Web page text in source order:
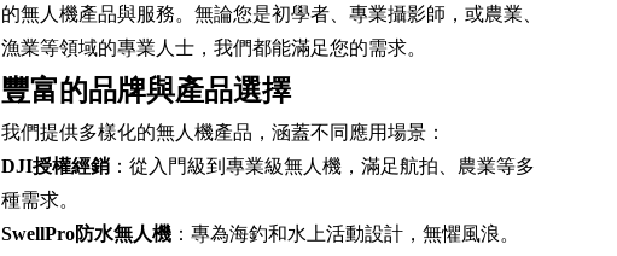
的無人機產品與服務。無論您是初學者、專業攝影師，或農業、
漁業等領域的專業人士，我們都能滿足您的需求。
豐富的品牌與產品選擇
我們提供多樣化的無人機產品，涵蓋不同應用場景：
DJI授權經銷 ：從入門級到專業級無人機，滿足航拍、農業等多
種需求。
SwellPro防水無人機 ：專為海釣和水上活動設計，無懼風浪。